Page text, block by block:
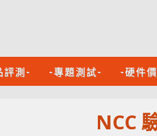
評測- -專題測試- -硬件
NCC